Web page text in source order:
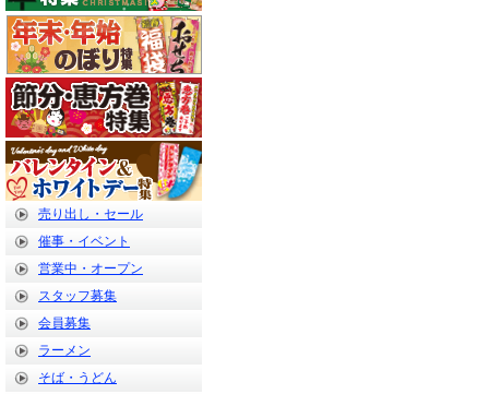
売り出し・セール
催事・イベント
営業中・オープン
スタッフ募集
会員募集
ラーメン
そば・うどん